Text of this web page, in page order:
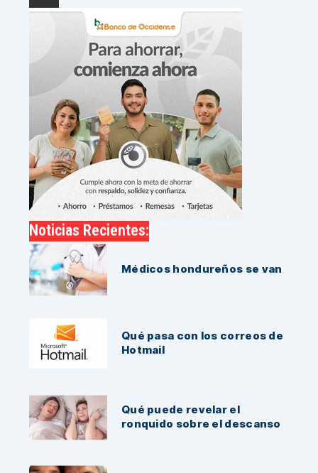
Noticias Recientes:
Médicos hondureños se van
Qué pasa con los correos de
Hotmail
Qué puede revelar el
ronquido sobre el descanso